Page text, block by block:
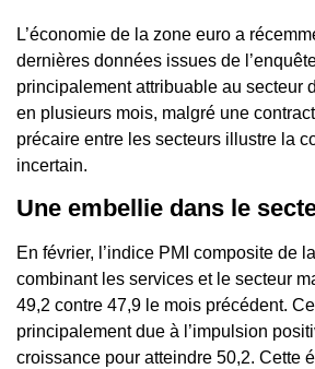
L’économie de la zone euro a
dernières données issues de
principalement attribuable au secteur
en plusieurs mois, malgré une
précaire entre les secteurs illustre la
incertain.
Une embellie dans le
En février, l’indice PMI composite de
combinant les services et le secteur
49,2 contre 47,9 le mois précédent.
principalement due à l’impulsion
croissance pour atteindre 50,2. Cette